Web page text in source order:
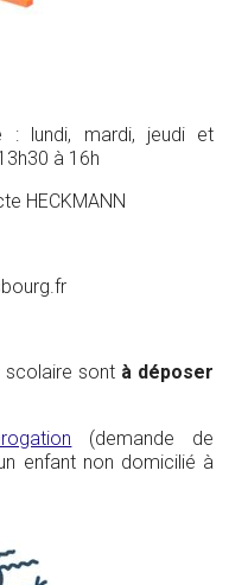
: lundi, mardi, jeudi et
à 16h
HECKMANN
scolaire sont à déposer
(demande de
enfant non domicilié à